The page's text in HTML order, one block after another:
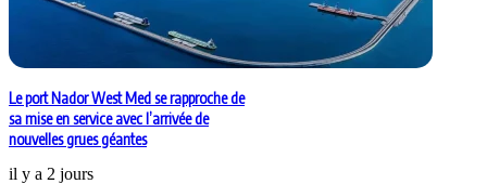
Le port Nador West Med se rapproche de
sa mise en service avec l’arrivée de
nouvelles grues géantes
il y a 2 jours